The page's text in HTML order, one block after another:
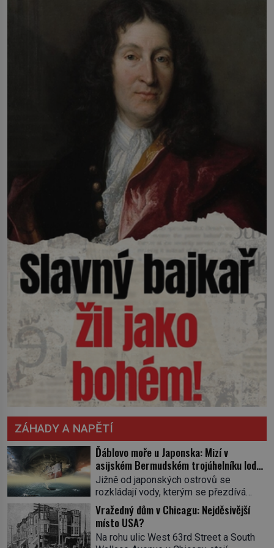
ZÁHADY A NAPĚTÍ
Ďáblovo moře u Japonska: Mizí v
asijském Bermudském trojúhelníku lodě
ve spárech neznámé síly?
Jižně od japonských ostrovů se
rozkládají vody, kterým se přezdívá
Ďáblovo moře. Vypráví se o lodích
mizejících beze stopy, podivných
světlech, zrádných proudech i mořských
dracích, kteří měli tyto končiny střežit už
Vražedný dům v Chicagu: Nejděsivější
místo USA?
Na rohu ulic West 63rd Street a South